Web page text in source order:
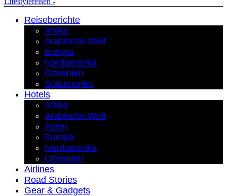
Reiseberichte
Afrika
Arabische Welt
Europa
Nordamerika
Ozeanien
Südamerika
Hotels
Afrika
Arabische Welt
Asien
Europa
Nordamerika
Ozeanien
Airlines
Road Stories
Gear & Gadgets